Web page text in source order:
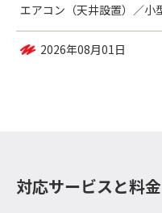
2026年08月01日
対応サービスと料金